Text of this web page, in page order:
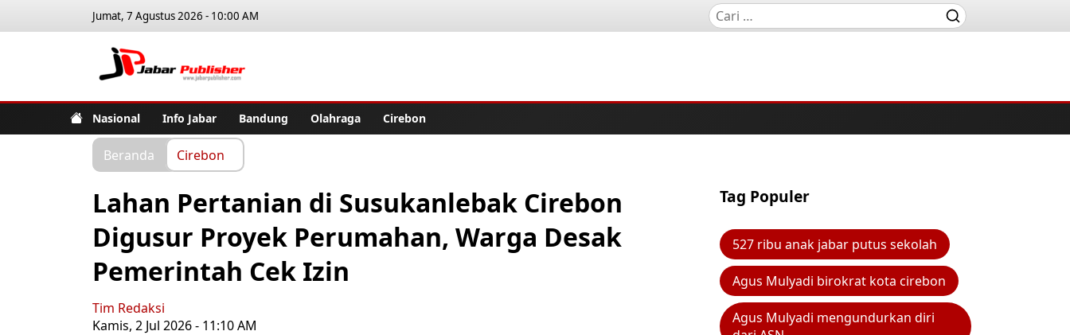
Jumat, 7 Agustus 2026 - 10:00 AM
Nasional Info Jabar Bandung Olahraga Cirebon
Beranda Cirebon
Lahan Pertanian di Susukanlebak Cirebon
Digusur Proyek Perumahan, Warga Desak
Pemerintah Cek Izin
Tim Redaksi
Kamis, 2 Jul 2026 - 11:10 AM
Tag Populer
527 ribu anak jabar putus sekolah
Agus Mulyadi birokrat kota cirebon
Agus Mulyadi mengundurkan diri